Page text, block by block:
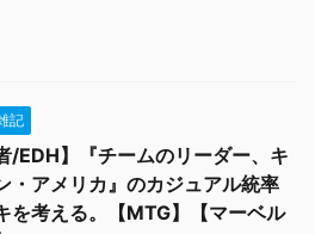
記
/EDH】『チームのリーダー、キ
・アメリカ』のカジュアル統率
を考える。【MTG】【マーベル